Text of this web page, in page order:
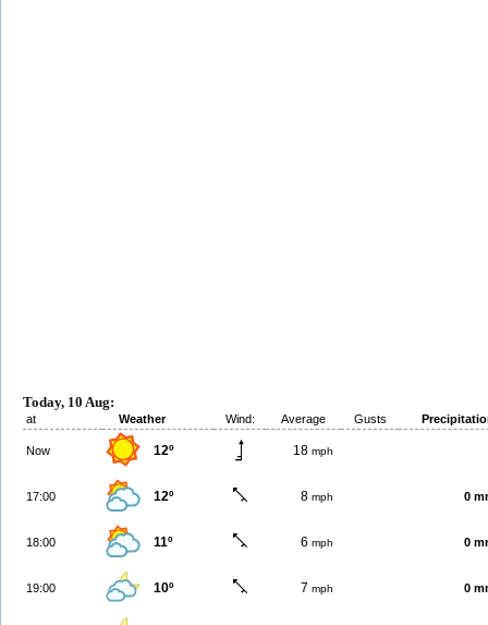
Today, 10 Aug:
at Weather Wind: Average Gusts
Now 12º 18 mph
17:00 12º 8 mph 0
18:00 11º 6 mph 0
19:00 10º 7 mph 0